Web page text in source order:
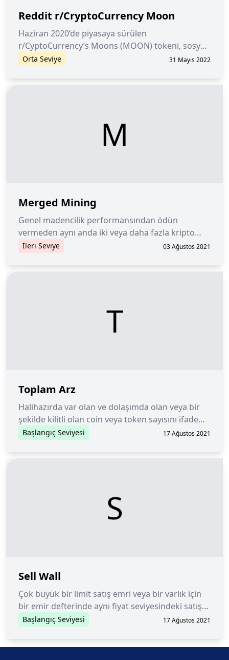
Reddit r/CryptoCurrency Moon
Haziran 2020’de piyasaya sürülen
r/CyptoCurrency’s Moons (MOON) tokeni, sosyal
haber toplama, içerik derecelendirme ve topluluk
Orta Seviye 31 Mayıs 2022
M
Merged Mining
Genel madencilik performansından ödün
vermeden aynı anda iki veya daha fazla kripto
para madenciliği yapma eylemi.
İleri Seviye 03 Ağustos 2021
T
Toplam Arz
Halihazırda var olan ve dolaşımda olan veya bir
şekilde kilitli olan coin veya token sayısını ifade
eder.
Başlangıç Seviyesi 17 Ağustos 2021
S
Sell Wall
Çok büyük bir limit satış emri veya bir varlık için
bir emir defterinde aynı fiyat seviyesindeki satış
emirlerinin kümülasyonu.
Başlangıç Seviyesi 17 Ağustos 2021